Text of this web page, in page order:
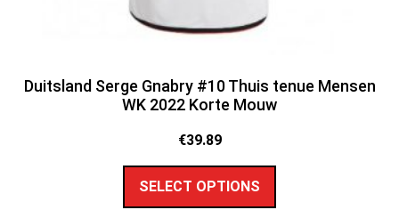
Duitsland Serge Gnabry #10 Thuis tenue Mensen
WK 2022 Korte Mouw
€39.89
SELECT OPTIONS